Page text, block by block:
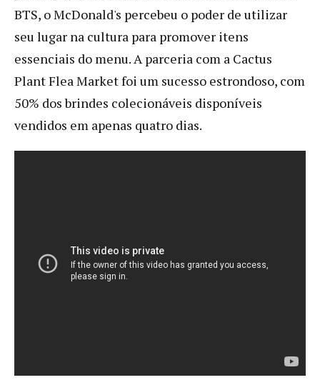
BTS, o McDonald's percebeu o poder de utilizar
seu lugar na cultura para promover itens
essenciais do menu. A parceria com a Cactus
Plant Flea Market foi um sucesso estrondoso, com
50% dos brindes colecionáveis disponíveis
vendidos em apenas quatro dias.